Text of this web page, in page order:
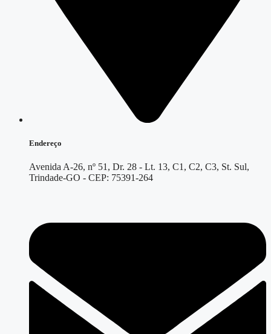
Endereço
Avenida A-26, nº 51, Dr. 28 - Lt. 13, C1, C2, C3, St. Sul,
Trindade-GO - CEP: 75391-264